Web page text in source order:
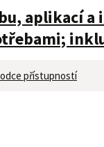
aplikací
přístupností